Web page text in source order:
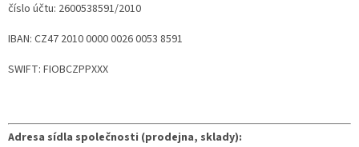
číslo účtu: 2600538591/2010
IBAN: CZ47 2010 0000 0026 0053 8591
SWIFT: FIOBCZPPXXX
Adresa sídla společnosti (prodejna, sklady):